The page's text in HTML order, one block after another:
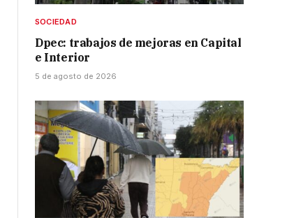
SOCIEDAD
Dpec: trabajos de mejoras en Capital
e Interior
5 de agosto de 2026